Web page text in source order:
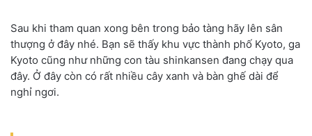
Sau khi tham quan xong bên trong bảo tàng hãy lên sân
thượng ở đây nhé. Bạn sẽ thấy khu vực thành phố Kyoto, ga
Kyoto cũng như những con tàu shinkansen đang chạy qua
đây. Ở đây còn có rất nhiều cây xanh và bàn ghế dài để
nghỉ ngơi.